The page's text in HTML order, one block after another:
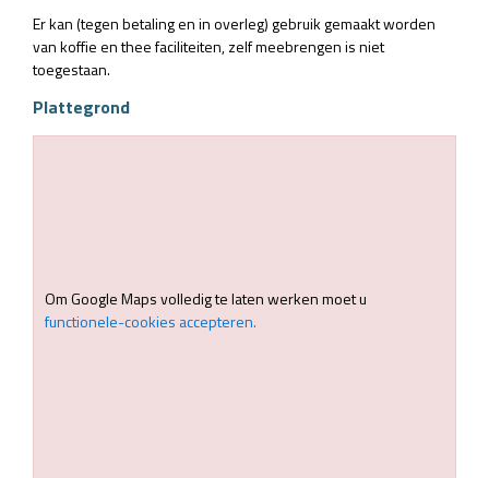
Er kan (tegen betaling en in overleg) gebruik gemaakt worden
van koffie en thee faciliteiten, zelf meebrengen is niet
toegestaan.
Plattegrond
Om Google Maps volledig te laten werken moet u
functionele-cookies accepteren.